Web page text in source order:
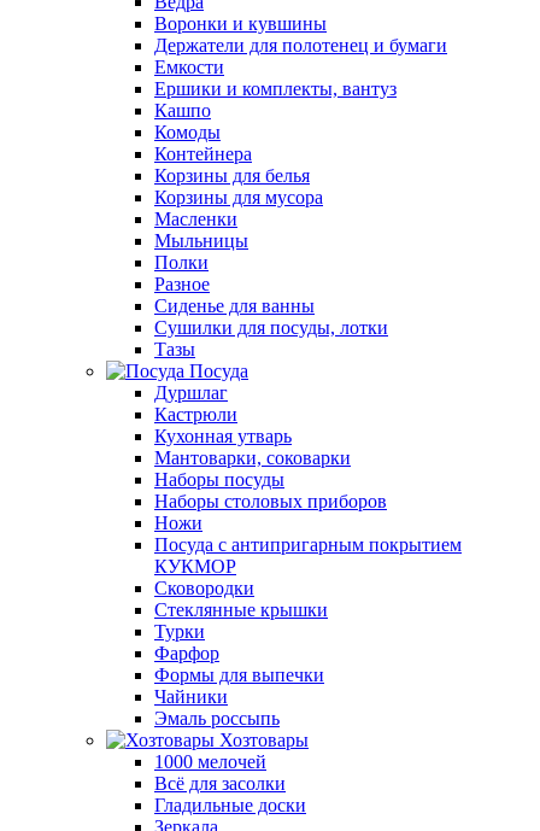
Воронки и кувшины
Держатели для полотенец и бумаги
Емкости
Ершики и комплекты, вантуз
Кашпо
Комоды
Контейнера
Корзины для белья
Корзины для мусора
Масленки
Мыльницы
Полки
Разное
Сиденье для ванны
Сушилки для посуды, лотки
Тазы
Посуда
Дуршлаг
Кастрюли
Кухонная утварь
Мантоварки, соковарки
Наборы посуды
Наборы столовых приборов
Ножи
Посуда с антипригарным покрытием
КУКМОР
Сковородки
Стеклянные крышки
Турки
Фарфор
Формы для выпечки
Чайники
Эмаль россыпь
Хозтовары
1000 мелочей
Всё для засолки
Гладильные доски
Зеркала